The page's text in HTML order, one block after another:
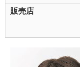
販売店